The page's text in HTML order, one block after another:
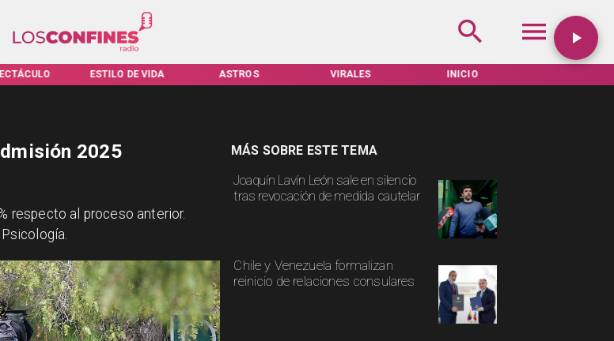
ESTILO DE VIDA ASTROS VIRALES INICIO
Joaquín Lavín León sale en silencio
tras revocación de medida cautelar
Chile y Venezuela formalizan
reinicio de relaciones consulares
MÁS SOBRE ESTE TEMA
2025
respecto al proceso anterior.